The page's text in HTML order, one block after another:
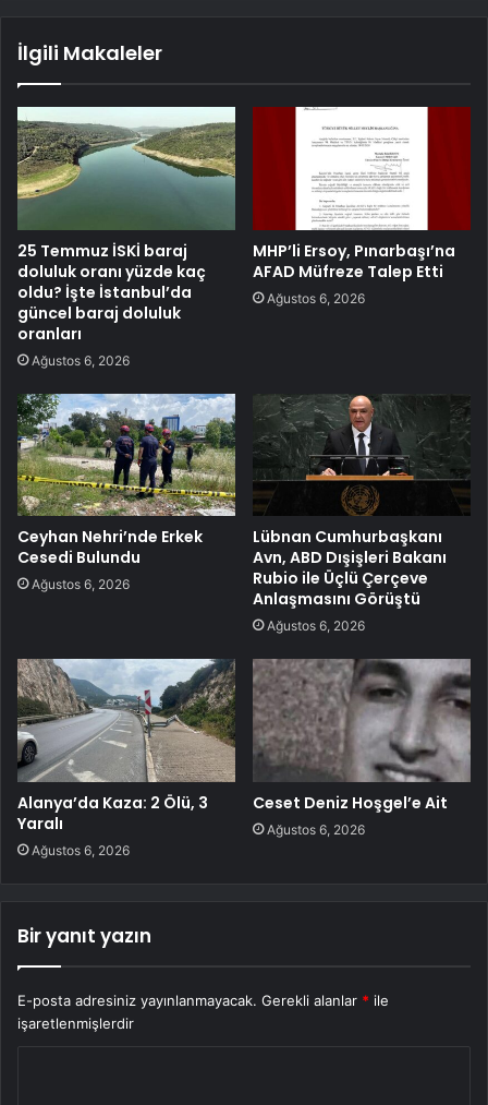
İlgili Makaleler
25 Temmuz İSKİ baraj
doluluk oranı yüzde kaç
oldu? İşte İstanbul’da
güncel baraj doluluk
oranları
Ağustos 6, 2026
MHP’li Ersoy, Pınarbaşı’na
AFAD Müfreze Talep Etti
Ağustos 6, 2026
Ceyhan Nehri’nde Erkek
Cesedi Bulundu
Ağustos 6, 2026
Lübnan Cumhurbaşkanı
Avn, ABD Dışişleri Bakanı
Rubio ile Üçlü Çerçeve
Anlaşmasını Görüştü
Ağustos 6, 2026
Alanya’da Kaza: 2 Ölü, 3
Yaralı
Ağustos 6, 2026
Ceset Deniz Hoşgel’e Ait
Ağustos 6, 2026
Bir yanıt yazın
E-posta adresiniz yayınlanmayacak. Gerekli alanlar * ile
işaretlenmişlerdir